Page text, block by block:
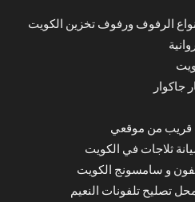
الرفوف ورفوف تخزين الكويت
جاكوار
قريب من موقعي
ثلاجات في الكويت
و سامسونج الكويت
تصليح تلفونات النعيم